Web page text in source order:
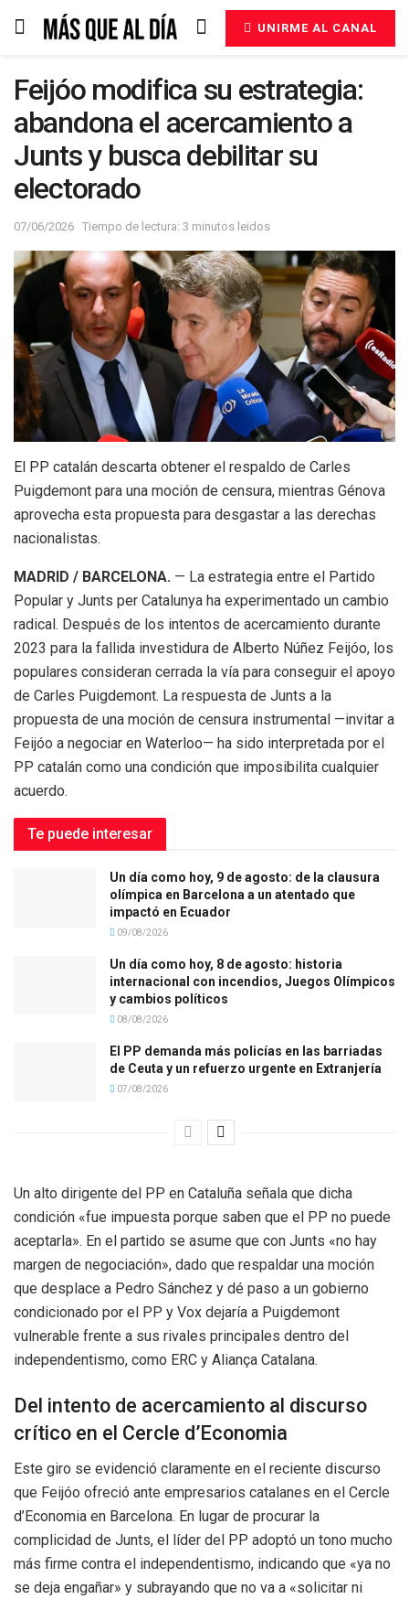
UNIRME AL CANAL
Feijóo modifica su estrategia:
abandona el acercamiento a
Junts y busca debilitar su
electorado
07/06/2026 Tiempo de lectura: 3 minutos leidos
El PP catalán descarta obtener el respaldo de Carles
Puigdemont para una moción de censura, mientras Génova
aprovecha esta propuesta para desgastar a las derechas
nacionalistas.
MADRID / BARCELONA. — La estrategia entre el Partido
Popular y Junts per Catalunya ha experimentado un cambio
radical. Después de los intentos de acercamiento durante
2023 para la fallida investidura de Alberto Núñez Feijóo, los
populares consideran cerrada la vía para conseguir el apoyo
de Carles Puigdemont. La respuesta de Junts a la
propuesta de una moción de censura instrumental —invitar a
Feijóo a negociar en Waterloo— ha sido interpretada por el
PP catalán como una condición que imposibilita cualquier
acuerdo.
Te puede interesar
Un día como hoy, 9 de agosto: de la clausura
olímpica en Barcelona a un atentado que
impactó en Ecuador
09/08/2026
Un día como hoy, 8 de agosto: historia
internacional con incendios, Juegos Olímpicos
y cambios políticos
08/08/2026
El PP demanda más policías en las barriadas
de Ceuta y un refuerzo urgente en Extranjería
07/08/2026
Un alto dirigente del PP en Cataluña señala que dicha
condición «fue impuesta porque saben que el PP no puede
aceptarla». En el partido se asume que con Junts «no hay
margen de negociación», dado que respaldar una moción
que desplace a Pedro Sánchez y dé paso a un gobierno
condicionado por el PP y Vox dejaría a Puigdemont
vulnerable frente a sus rivales principales dentro del
independentismo, como ERC y Aliança Catalana.
Del intento de acercamiento al discurso
crítico en el Cercle d’Economia
Este giro se evidenció claramente en el reciente discurso
que Feijóo ofreció ante empresarios catalanes en el Cercle
d’Economia en Barcelona. En lugar de procurar la
complicidad de Junts, el líder del PP adoptó un tono mucho
más firme contra el independentismo, indicando que «ya no
se deja engañar» y subrayando que no va a «solicitar ni